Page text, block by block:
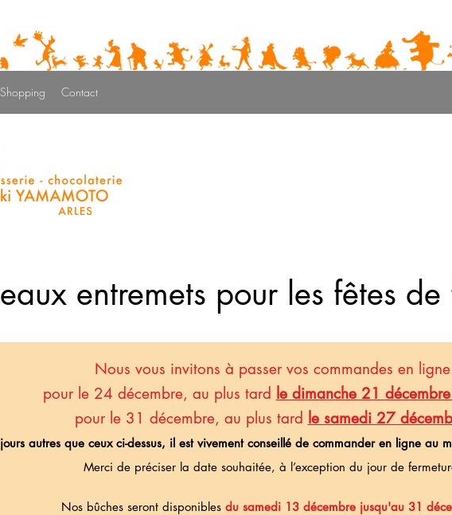
Shopping Contact
entremets pour les fêtes
Nous vous invitons à passer vos commandes en ligne
pour le 24 décembre, au plus tard le dimanche 21
pour le 31 décembre, au plus tard le samedi 27
autres que ceux ci-dessus, il est vivement conseillé de commander en ligne au
Merci de préciser la date souhaitée, à l’exception du jour de f
Nos bûches seront disponibles du samedi 13 décembre jusqu'au 31